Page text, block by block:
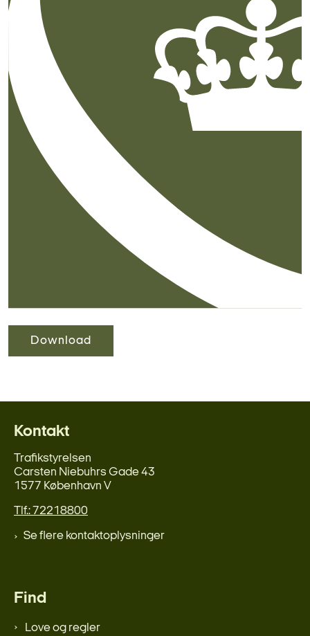
Download
Kontakt
Trafikstyrelsen
Carsten Niebuhrs Gade 43
1577 København V
Tlf.: 72218800
Se flere kontaktoplysninger
Find
Love og regler